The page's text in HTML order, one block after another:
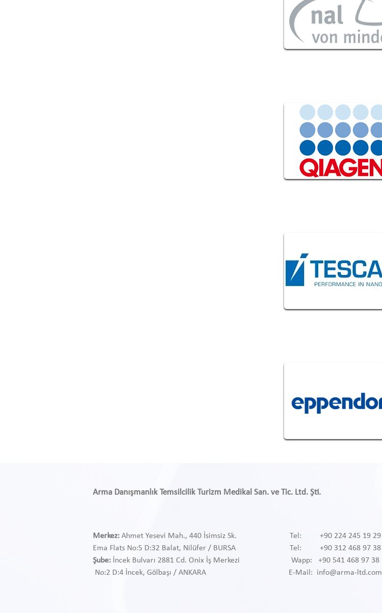
Arma Danışmanlık Temsilcilik Turizm Medikal San. ve Tic. Ltd. Şti.
Merkez: Ahmet Yesevi Mah., 440 İsimsiz Sk.
Ema Flats No:5 D:32 Balat, Nilüfer / BURSA
Şube: İncek Bulvarı 2881 Cd. Onix İş Merkezi
No:2 D:4 İncek, Gölbaşı / ANKARA
Tel: +90 224 245 19 29
Tel: +90 312 468 97 38
Wapp: +90 541 468 97 38
E-Mail: info@arma-ltd.com